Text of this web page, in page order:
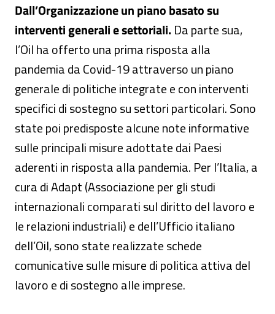
Dall’Organizzazione un piano basato su
interventi generali e settoriali. Da parte sua,
l’Oil ha offerto una prima risposta alla
pandemia da Covid-19 attraverso un piano
generale di politiche integrate e con interventi
specifici di sostegno su settori particolari. Sono
state poi predisposte alcune note informative
sulle principali misure adottate dai Paesi
aderenti in risposta alla pandemia. Per l’Italia, a
cura di Adapt (Associazione per gli studi
internazionali comparati sul diritto del lavoro e
le relazioni industriali) e dell’Ufficio italiano
dell’Oil, sono state realizzate schede
comunicative sulle misure di politica attiva del
lavoro e di sostegno alle imprese.